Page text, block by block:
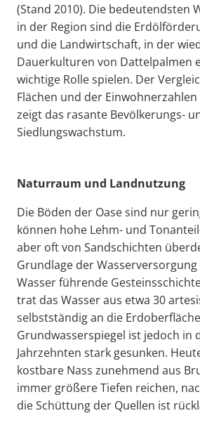
(Stand 2010). Die bedeutendsten
in der Region sind die
und die Landwirtschaft, in der
Dauerkulturen von Dattelpalmen
wichtige Rolle spielen. Der
Flächen und der
zeigt das rasante Bevölkerungs-
Siedlungswachstum.
Naturraum und Landnutzung
Die Böden der Oase sind nur
können hohe Lehm- und
aber oft von Sandschichten
Grundlage der
Wasser führende
trat das Wasser aus etwa 30
selbstständig an die
Grundwasserspiegel ist jedoch in
Jahrzehnten stark gesunken.
kostbare Nass zunehmend aus
immer größere Tiefen reichen,
die Schüttung der Quellen ist